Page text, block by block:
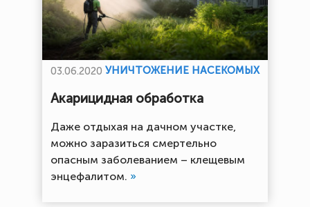
03.06.2020 УНИЧТОЖЕНИЕ НАСЕКОМЫХ
Акарицидная обработка
Даже отдыхая на дачном участке,
можно заразиться смертельно
опасным заболеванием – клещевым
энцефалитом. »